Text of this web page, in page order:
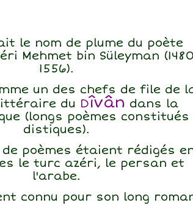
le nom de plume du poète
Mehmet bin Süleyman
1556).
un des chefs de file de
du Dîvân dans la
(longs poèmes constitués
distiques).
de poèmes étaient rédigés
le turc azéri, le persan et
l'arabe.
connu pour son long